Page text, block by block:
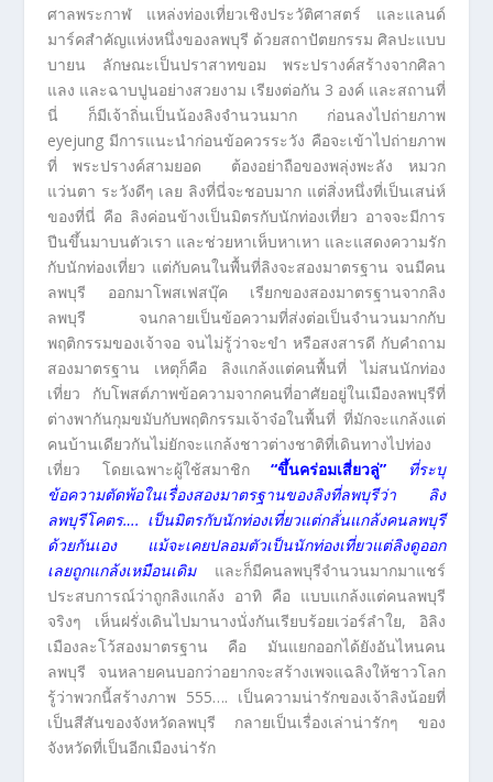
ศาลพระกาฬ แหล่งท่องเที่ยวเชิงประวัติศาสตร์ และแลนด์
มาร์คสำคัญแห่งหนึ่งของลพบุรี ด้วยสถาปัตยกรรม ศิลปะแบบ
บายน ลักษณะเป็นปราสาทขอม พระปรางค์สร้างจากศิลา
แลง และฉาบปูนอย่างสวยงาม เรียงต่อกัน 3 องค์ และสถานที่
นี่ ก็มีเจ้าถิ่นเป็นน้องลิงจำนวนมาก ก่อนลงไปถ่ายภาพ
eyejung มีการแนะนำก่อนข้อควรระวัง คือจะเข้าไปถ่ายภาพ
ที่ พระปรางค์สามยอด ต้องอย่าถือของพลุ่งพะลัง หมวก
แว่นตา ระวังดีๆ เลย ลิงที่นี่จะชอบมาก แต่สิ่งหนึ่งที่เป็นเสน่ห์
ของที่นี่ คือ ลิงค่อนข้างเป็นมิตรกับนักท่องเที่ยว อาจจะมีการ
ปีนขึ้นมาบนตัวเรา และช่วยหาเห็บหาเหา และแสดงความรัก
กับนักท่องเที่ยว แต่กับคนในพื้นที่ลิงจะสองมาตรฐาน จนมีคน
ลพบุรี ออกมาโพสเฟสบุ๊ค เรียกของสองมาตรฐานจากลิง
ลพบุรี จนกลายเป็นข้อความที่ส่งต่อเป็นจำนวนมากกับ
พฤติกรรมของเจ้าจอ จนไม่รู้ว่าจะขำ หรือสงสารดี กับคำถาม
สองมาตรฐาน เหตุก็คือ ลิงแกล้งแต่คนพื้นที่ ไม่สนนักท่อง
เที่ยว กับโพสต์ภาพข้อความจากคนที่อาศัยอยู่ในเมืองลพบุรีที่
ต่างพากันกุมขมับกับพฤติกรรมเจ้าจ๋อในพื้นที่ ที่มักจะแกล้งแต่
คนบ้านเดียวกันไม่ยักจะแกล้งชาวต่างชาติที่เดินทางไปท่อง
เที่ยว โดยเฉพาะผู้ใช้สมาชิก“ขึ้นคร่อมเสี่ยวลู่”
ที่ระบุ
ข้อความตัดพ้อในเรื่องสองมาตรฐานของลิงที่ลพบุรีว่า ลิง
ลพบุรีโคตร…. เป็นมิตรกับนักท่องเที่ยวแต่กลั่นแกล้งคนลพบุรี
ด้วยกันเอง แม้จะเคยปลอมตัวเป็นนักท่องเที่ยวแต่ลิงดูออก
เลยถูกแกล้งเหมือนเดิมและก็มีคนลพบุรีจำนวนมากมาแชร์
ประสบการณ์ว่าถูกลิงแกล้ง อาทิ คือ แบบแกล้งแต่คนลพบุรี
จริงๆ เห็นฝรั่งเดินไปมานางนั่งกันเรียบร้อยเว่อร์ลำใย, อิลิง
เมืองละโว้สองมาตรฐาน คือ มันแยกออกได้ยังอันไหนคน
ลพบุรี จนหลายคนบอกว่าอยากจะสร้างเพจแฉลิงให้ชาวโลก
รู้ว่าพวกนี้สร้างภาพ 555…. เป็นความน่ารักของเจ้าลิงน้อยที่
เป็นสีสันของจังหวัดลพบุรี กลายเป็นเรื่องเล่าน่ารักๆ ของ
จังหวัดที่เป็นอีกเมืองน่ารัก